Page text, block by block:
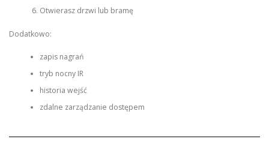
Otwierasz drzwi lub bramę
Dodatkowo:
zapis nagrań
tryb nocny IR
historia wejść
zdalne zarządzanie dostępem